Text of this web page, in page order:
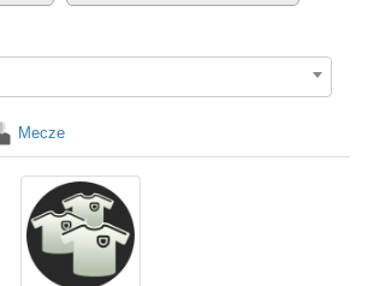
Mecze